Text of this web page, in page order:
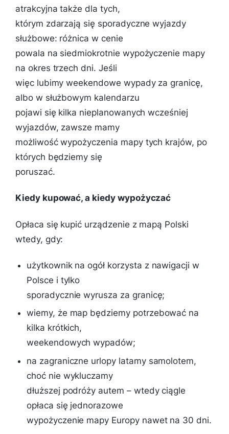
atrakcyjna także dla tych,
którym zdarzają się sporadyczne wyjazdy
służbowe: różnica w cenie
powala na siedmiokrotnie wypożyczenie mapy
na okres trzech dni. Jeśli
więc lubimy weekendowe wypady za granicę,
albo w służbowym kalendarzu
pojawi się kilka nieplanowanych wcześniej
wyjazdów, zawsze mamy
możliwość wypożyczenia mapy tych krajów, po
których będziemy się
poruszać.
Kiedy kupować, a kiedy wypożyczać
Opłaca się kupić urządzenie z mapą Polski
wtedy, gdy:
użytkownik na ogół korzysta z nawigacji w
Polsce i tylko
sporadycznie wyrusza za granicę;
wiemy, że map będziemy potrzebować na
kilka krótkich,
weekendowych wypadów;
na zagraniczne urlopy latamy samolotem,
choć nie wykluczamy
dłuższej podróży autem – wtedy ciągle
opłaca się jednorazowe
wypożyczenie mapy Europy nawet na 30 dni.